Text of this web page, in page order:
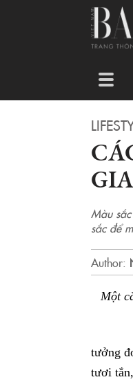
Toggle
Màu
sắc để
Author:
Một
tưởng
tươi